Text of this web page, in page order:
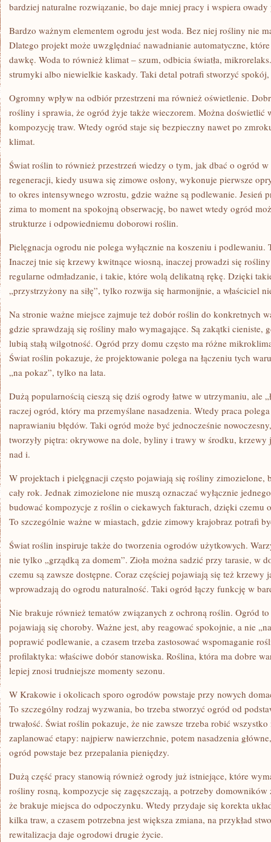
bardziej naturalne rozwiązanie, bo daje mniej pracy i wspiera owady
Bardzo ważnym elementem ogrodu jest woda. Bez niej rośliny nie
Dlatego projekt może uwzględniać nawadnianie automatyczne,
dawkę. Woda to również klimat – szum, odbicia światła,
strumyki albo niewielkie kaskady. Taki detal potrafi stworzyć
Ogromny wpływ na odbiór przestrzeni ma również oświetlenie.
rośliny i sprawia, że ogród żyje także wieczorem. Można doświetlić
kompozycję traw. Wtedy ogród staje się bezpieczny nawet po
klimat.
Świat roślin to również przestrzeń wiedzy o tym, jak dbać o ogród
regeneracji, kiedy usuwa się zimowe osłony, wykonuje pierwsze
to okres intensywnego wzrostu, gdzie ważne są podlewanie. Jesień
zima to moment na spokojną obserwację, bo nawet wtedy ogród
strukturze i odpowiedniemu doborowi roślin.
Pielęgnacja ogrodu nie polega wyłącznie na koszeniu i podlewaniu.
Inaczej tnie się krzewy kwitnące wiosną, inaczej prowadzi się
regularne odmładzanie, i takie, które wolą delikatną rękę. Dzięki
„przystrzyżony na siłę”, tylko rozwija się harmonijnie, a właściciel
Na stronie ważne miejsce zajmuje też dobór roślin do konkretnych
gdzie sprawdzają się rośliny mało wymagające. Są zakątki cieniste,
lubią stałą wilgotność. Ogród przy domu często ma różne
Świat roślin pokazuje, że projektowanie polega na łączeniu tych
„na pokaz”, tylko na lata.
Dużą popularnością cieszą się dziś ogrody łatwe w utrzymaniu, ale
raczej ogród, który ma przemyślane nasadzenia. Wtedy praca
naprawianiu błędów. Taki ogród może być jednocześnie
tworzyły piętra: okrywowe na dole, byliny i trawy w środku, krzewy
nad i.
W projektach i pielęgnacji często pojawiają się rośliny zimozielone,
cały rok. Jednak zimozielone nie muszą oznaczać wyłącznie
budować kompozycje z roślin o ciekawych fakturach, dzięki czemu
To szczególnie ważne w miastach, gdzie zimowy krajobraz potrafi
Świat roślin inspiruje także do tworzenia ogrodów użytkowych.
nie tylko „grządką za domem”. Zioła można sadzić przy tarasie, w
czemu są zawsze dostępne. Coraz częściej pojawiają się też krzewy
wprowadzają do ogrodu naturalność. Taki ogród łączy funkcję w
Nie brakuje również tematów związanych z ochroną roślin. Ogród
pojawiają się choroby. Ważne jest, aby reagować spokojnie, a nie
poprawić podlewanie, a czasem trzeba zastosować wspomaganie
profilaktyka: właściwe dobór stanowiska. Roślina, która ma dobre
lepiej znosi trudniejsze momenty sezonu.
W Krakowie i okolicach sporo ogrodów powstaje przy nowych
To szczególny rodzaj wyzwania, bo trzeba stworzyć ogród od
trwałość. Świat roślin pokazuje, że nie zawsze trzeba robić
zaplanować etapy: najpierw nawierzchnie, potem nasadzenia
ogród powstaje bez przepalania pieniędzy.
Dużą część pracy stanowią również ogrody już istniejące, które
rośliny rosną, kompozycje się zagęszczają, a potrzeby
że brakuje miejsca do odpoczynku. Wtedy przydaje się korekta
kilka traw, a czasem potrzebna jest większa zmiana, na przykład
rewitalizacja daje ogrodowi drugie życie.